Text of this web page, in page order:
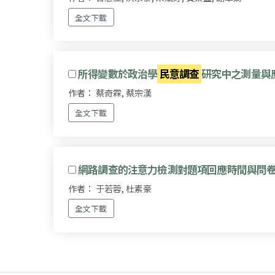
全文下載
所得變數於政治學 民意調查研究中之測量與
作者： 蔡奇霖, 蔡宗漢
全文下載
網路調查的注意力檢測對題項回應時間與問
作者： 于若蓉, 杜素豪
全文下載